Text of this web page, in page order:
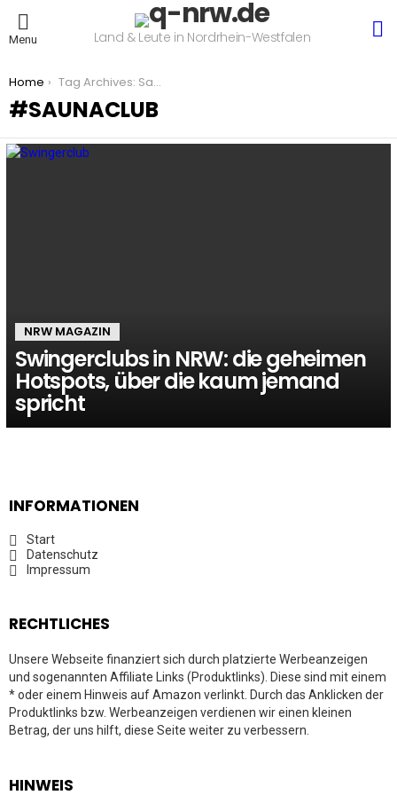
Menu Land & Leute in Nordrhein-Westfalen
You are here:
Home Tag Archives: Saunaclub
SAUNACLUB
NRW MAGAZIN
Swingerclubs in NRW: die geheimen
Hotspots, über die kaum jemand
spricht
INFORMATIONEN
Start
Datenschutz
Impressum
RECHTLICHES
Unsere Webseite finanziert sich durch platzierte Werbeanzeigen
und sogenannten Affiliate Links (Produktlinks). Diese sind mit einem
* oder einem Hinweis auf Amazon verlinkt. Durch das Anklicken der
Produktlinks bzw. Werbeanzeigen verdienen wir einen kleinen
Betrag, der uns hilft, diese Seite weiter zu verbessern.
HINWEIS